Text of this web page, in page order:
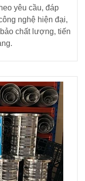
yêu cầu, đáp
nghệ hiện đại,
chất lượng, tiến